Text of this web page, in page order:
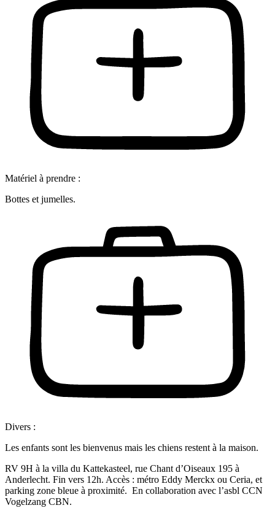
Matériel à prendre :
Bottes et jumelles.
Divers :
Les enfants sont les bienvenus mais les chiens restent à la maison.
RV 9H à la villa du Kattekasteel, rue Chant d’Oiseaux 195 à
Anderlecht. Fin vers 12h. Accès : métro Eddy Merckx ou Ceria, et
parking zone bleue à proximité. En collaboration avec l’asbl CCN
Vogelzang CBN.